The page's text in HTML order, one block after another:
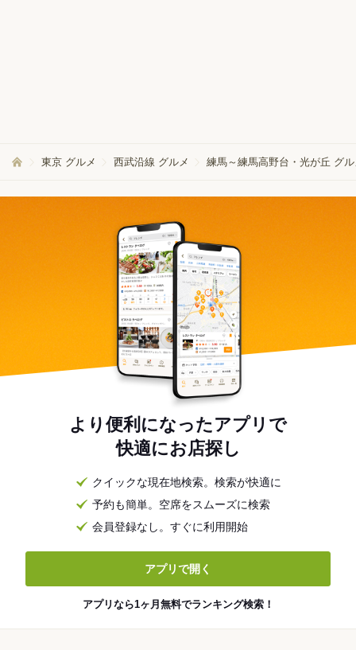
東京 グルメ 西武沿線 グルメ 練馬～練馬高野台・光が丘 グ
より便利になったアプリで
快適にお店探し
クイックな現在地検索。検索が快適に
予約も簡単。空席をスムーズに検索
会員登録なし。すぐに利用開始
アプリで開く
アプリなら1ヶ月無料でランキング検索！